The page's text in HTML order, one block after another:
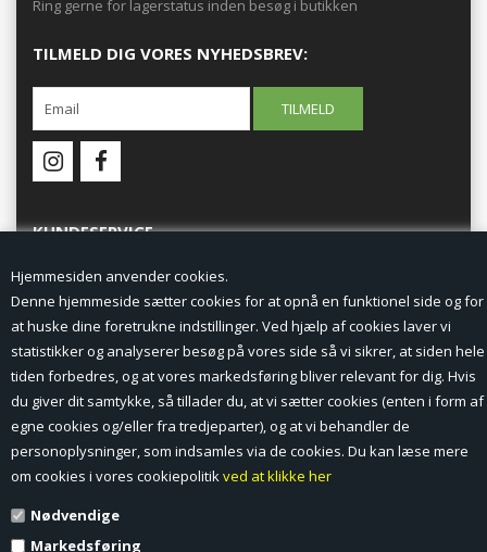
Hjemmesiden anvender cookies.
Denne hjemmeside sætter cookies for at opnå en funktionel side og for
at huske dine foretrukne indstillinger. Ved hjælp af cookies laver vi
statistikker og analyserer besøg på vores side så vi sikrer, at siden hele
tiden forbedres, og at vores markedsføring bliver relevant for dig. Hvis
du giver dit samtykke, så tillader du, at vi sætter cookies (enten i form af
egne cookies og/eller fra tredjeparter), og at vi behandler de
personoplysninger, som indsamles via de cookies. Du kan læse mere
om cookies i vores cookiepolitikved at klikke her
Nødvendige
Markedsføring
Ring gerne for lagerstatus inden besøg i butikken
TILMELD DIG VORES NYHEDSBREV:
KUNDESERVICE
Min Konto
Nyheder
Vilkår og betingelser
Profil
Erhverv log ind (B2B)